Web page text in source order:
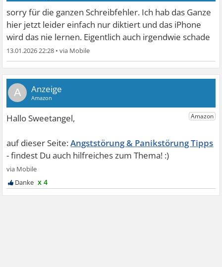
sorry für die ganzen Schreibfehler. Ich hab das Ganze
hier jetzt leider einfach nur diktiert und das iPhone
wird das nie lernen. Eigentlich auch irgendwie schade
13.01.2026 22:28 •
A
Angststörung & Panikstörung Tipps
x 4